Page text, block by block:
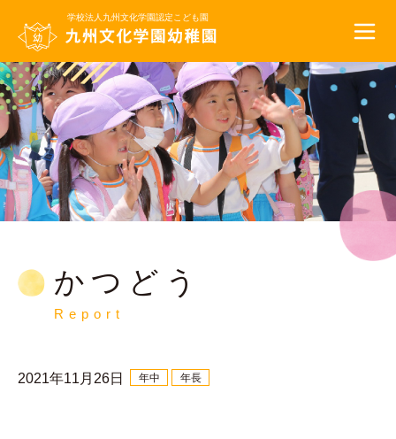
学校法人九州文化学園認定こども園
かつどう
Report
2021年11月26日 年中 年長